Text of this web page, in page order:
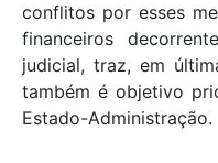
conflitos por esses
financeiros
judicial, traz, em
também é objetivo
Estado-Administração.